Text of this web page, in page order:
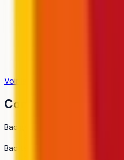
Voir la fiche établissement
Contexte d'admission
Bac général
Bac technologique